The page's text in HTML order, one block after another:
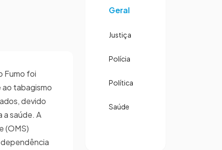
Fumo foi
tabagismo
devido
a saúde. A
(OMS)
Geral
Justiça
Polícia
Política
Saúde